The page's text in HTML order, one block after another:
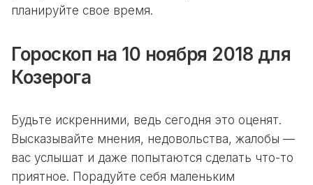
планируйте свое время.
Гороскоп на 10 ноября 2018 для
Козерога
Будьте искренними, ведь сегодня это оценят.
Высказывайте мнения, недовольства, жалобы —
вас услышат и даже попытаются сделать что-то
приятное. Порадуйте себя маленьким